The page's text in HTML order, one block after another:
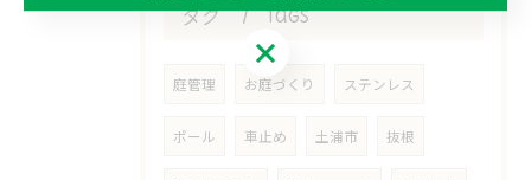
タグ Tags
庭管理 お庭づくり ステンレス
ポール 車止め 土浦市 抜根
お問い合わせ・ご相談はこちら